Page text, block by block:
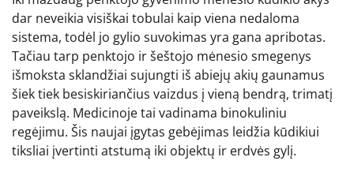
dar neveikia visiškai tobulai kaip viena nedaloma
sistema, todėl jo gylio suvokimas yra gana apribotas.
Tačiau tarp penktojo ir šeštojo mėnesio smegenys
išmoksta sklandžiai sujungti iš abiejų akių gaunamus
šiek tiek besiskiriančius vaizdus į vieną bendrą, trimatį
paveikslą. Medicinoje tai vadinama binokuliniu
regėjimu. Šis naujai įgytas gebėjimas leidžia kūdikiui
tiksliai įvertinti atstumą iki objektų ir erdvės gylį.